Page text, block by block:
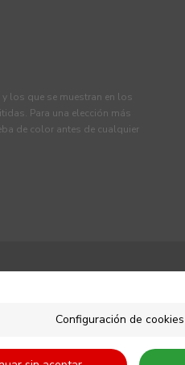
los que se muestran en los
Para una elección más
de color antes de cualquier
Configuración de cookies